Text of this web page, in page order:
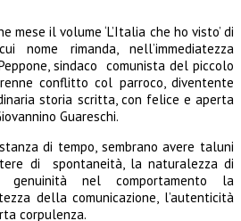
mese il volume ‘L’Italia che ho visto’ di
nome rimanda, nell’immediatezza
sindaco comunista del piccolo
conflitto col parroco, diventente
storia scritta, con felice e aperta
Guareschi.
di tempo, sembrano avere taluni
di spontaneità, la naturalezza di
genuinità nel comportamento la
della comunicazione, l’autenticità
corpulenza.